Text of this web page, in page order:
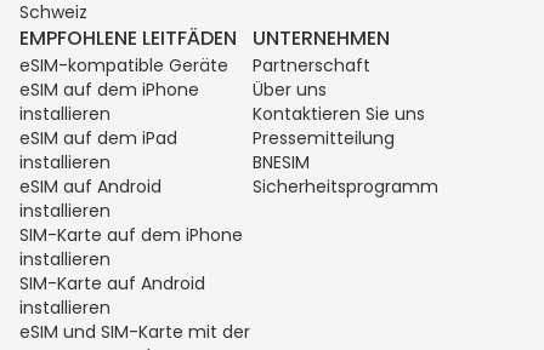
Schweiz
EMPFOHLENE LEITFÄDEN
eSIM-kompatible Geräte
eSIM auf dem iPhone
installieren
eSIM auf dem iPad
installieren
eSIM auf Android
installieren
SIM-Karte auf dem iPhone
installieren
SIM-Karte auf Android
installieren
eSIM und SIM-Karte mit der
UNTERNEHMEN
Partnerschaft
Über uns
Kontaktieren Sie uns
Pressemitteilung
BNESIM
Sicherheitsprogramm